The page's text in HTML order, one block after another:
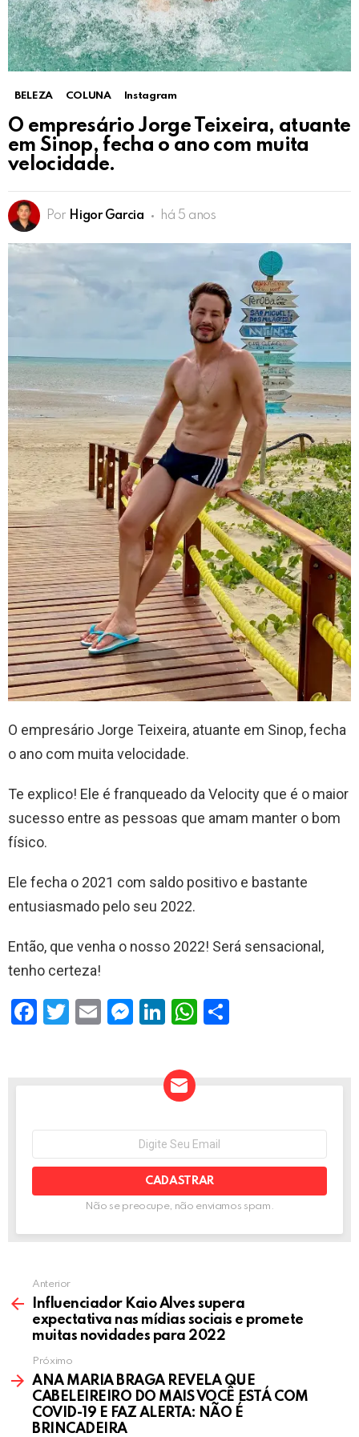
BELEZA COLUNA Instagram
O empresário Jorge Teixeira, atuante
em Sinop, fecha o ano com muita
velocidade.
Por Higor Garcia há 5 anos
O empresário Jorge Teixeira, atuante em Sinop, fecha
o ano com muita velocidade.
Te explico! Ele é franqueado da Velocity que é o maior
sucesso entre as pessoas que amam manter o bom
físico.
Ele fecha o 2021 com saldo positivo e bastante
entusiasmado pelo seu 2022.
Então, que venha o nosso 2022! Será sensacional,
tenho certeza!
F
o
k
T
E
M
er
Li
ke
dI
W
p
p
NEWSLETTER
mail:
Não se preocupe, não enviamos spam.
Anterior
Influenciador Kaio Alves supera
expectativa nas mídias sociais e promete
muitas novidades para 2022
Próximo
ANA MARIA BRAGA REVELA QUE
CABELEIREIRO DO MAIS VOCÊ ESTÁ COM
COVID-19 E FAZ ALERTA: NÃO É
BRINCADEIRA